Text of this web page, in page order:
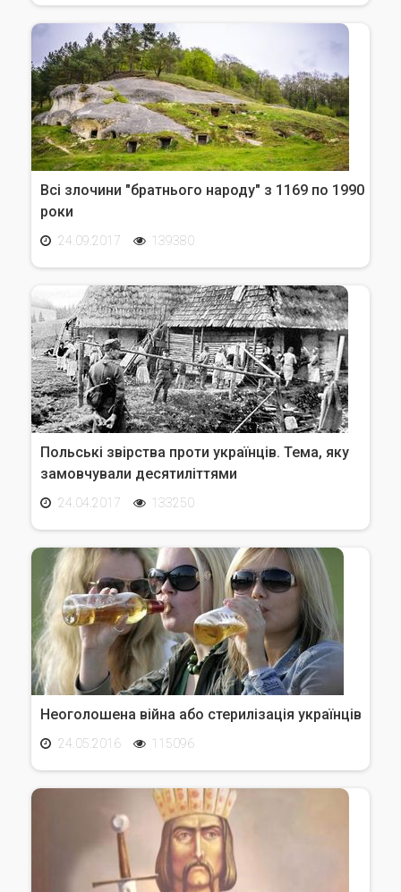
Всі злочини "братнього народу" з 1169 по 1990
роки
24.09.2017 139380
Польські звірства проти українців. Тема, яку
замовчували десятиліттями
24.04.2017 133250
Неоголошена війна або стерилізація українців
24.05.2016 115096